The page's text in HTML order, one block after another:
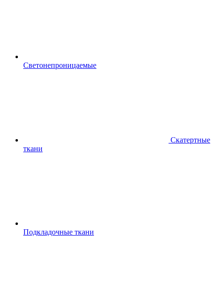
Светонепроницаемые
Скатертные
ткани
Подкладочные ткани